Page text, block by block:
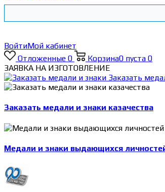
ВойтиМой кабинет
Отложенные 0 Корзина0 пуста 0
ЗАЯВКА НА ИЗГОТОВЛЕНИЕ
Заказать
Заказать медали и знаки казачества
Медали и знаки выдающихся